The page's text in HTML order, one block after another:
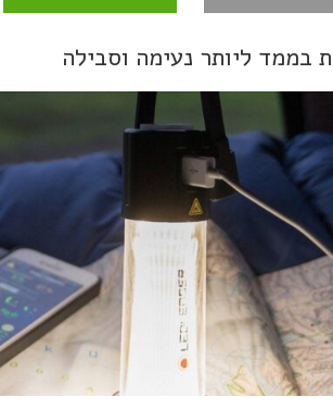
בממד ליותר נעימה וסבילה